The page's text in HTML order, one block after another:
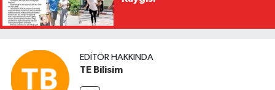
EDITÖR HAKKINDA
TE Bilisim